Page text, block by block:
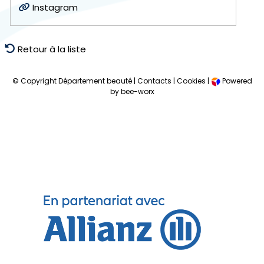
Instagram
Retour à la liste
© Copyright Département beauté | Contacts | Cookies |
Powered
by bee-worx